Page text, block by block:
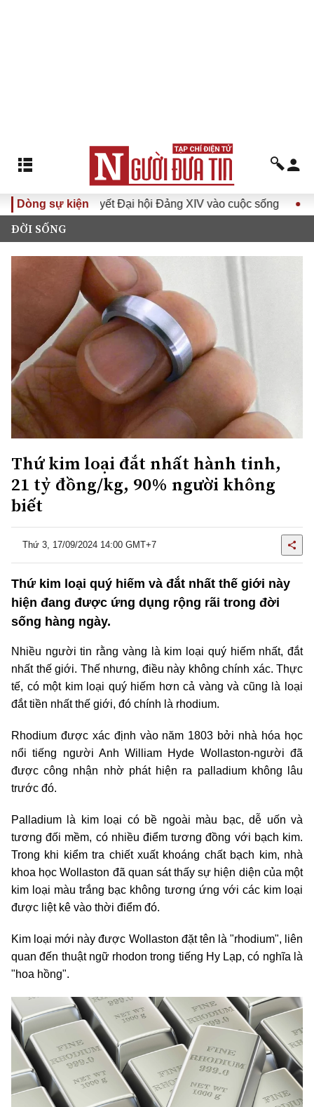
Dòng sự kiện
Nghị quyết Đại hội Đảng XIV vào cuộc sống Hướng tới
ĐỜI SỐNG
Thứ kim loại đắt nhất hành tinh,
21 tỷ đồng/kg, 90% người không
biết
Thứ 3, 17/09/2024 14:00 GMT+7
Thứ kim loại quý hiếm và đắt nhất thế giới này
hiện đang được ứng dụng rộng rãi trong đời
sống hàng ngày.
Nhiều người tin rằng vàng là kim loại quý hiếm nhất, đắt
nhất thế giới. Thế nhưng, điều này không chính xác. Thực
tế, có một kim loại quý hiếm hơn cả vàng và cũng là loại
đắt tiền nhất thế giới, đó chính là rhodium.
Rhodium được xác định vào năm 1803 bởi nhà hóa học
nổi tiếng người Anh William Hyde Wollaston-người đã
được công nhận nhờ phát hiện ra palladium không lâu
trước đó.
Palladium là kim loại có bề ngoài màu bạc, dễ uốn và
tương đối mềm, có nhiều điểm tương đồng với bạch kim.
Trong khi kiểm tra chiết xuất khoáng chất bạch kim, nhà
khoa học Wollaston đã quan sát thấy sự hiện diện của một
kim loại màu trắng bạc không tương ứng với các kim loại
được liệt kê vào thời điểm đó.
Kim loại mới này được Wollaston đặt tên là "rhodium", liên
quan đến thuật ngữ rhodon trong tiếng Hy Lạp, có nghĩa là
"hoa hồng".